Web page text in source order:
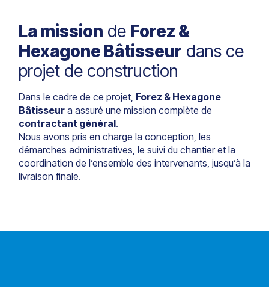
La mission de Forez &
Hexagone Bâtisseur dans ce
projet de construction
Dans le cadre de ce projet, Forez & Hexagone
Bâtisseur a assuré une mission complète de
contractant général.
Nous avons pris en charge la conception, les
démarches administratives, le suivi du chantier et la
coordination de l’ensemble des intervenants, jusqu’à la
livraison finale.